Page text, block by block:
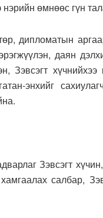
нэрийн өмнөөс гүн
дипломатын
даян
Зэвсэгт
энхийг
Зэвсэгт
салбар,